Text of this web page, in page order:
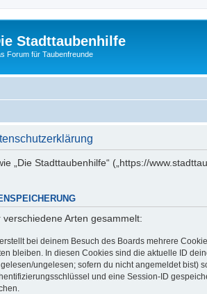
Stadttaubenhilfe
Forum für Taubenfreunde
„Die Stadttaubenhilfe“ („https://
Arten gesammelt:
bei deinem Besuch des Boards mehrere
bleiben. In diesen Cookies sind die aktuelle ID
ungelesen; sofern du nicht angemeldet bist)
und eine Session-ID